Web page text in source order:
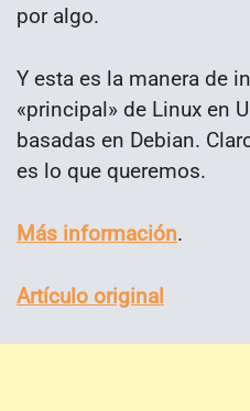
por algo.
Y esta es la manera de
«principal» de Linux en
basadas en Debian.
es lo que queremos.
Más información.
Artículo original